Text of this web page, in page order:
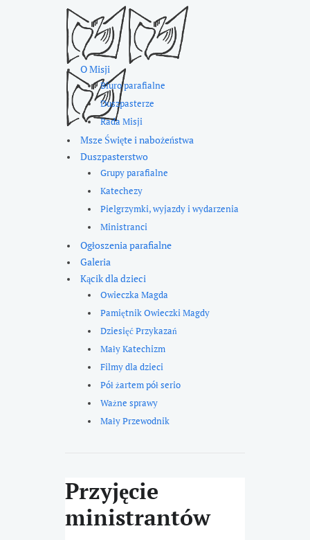
O Misji
Biuro parafialne
Duszpasterze
Rada Misji
Msze Święte i nabożeństwa
Duszpasterstwo
Grupy parafialne
Katechezy
Pielgrzymki, wyjazdy i wydarzenia
Ministranci
Ogłoszenia parafialne
Galeria
Kącik dla dzieci
Owieczka Magda
Pamiętnik Owieczki Magdy
Dziesięć Przykazań
Mały Katechizm
Filmy dla dzieci
Pół żartem pół serio
Ważne sprawy
Mały Przewodnik
Przyjęcie
ministrantów